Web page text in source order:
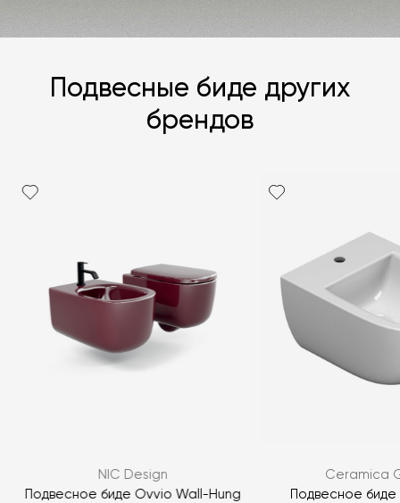
ЗАДАТЬ ВОПРОС
Подвесные биде других
брендов
NIC Design
Подвесное биде Ovvio Wall-Hung
Ceramica
Подвесное